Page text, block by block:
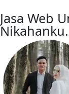
Jasa Web